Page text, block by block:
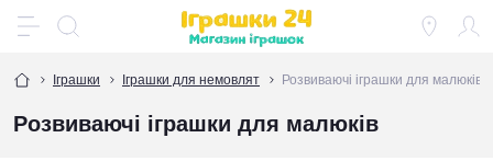
Іграшки Іграшки для немовлят Розвиваючі іграшки для малюків
Розвиваючі іграшки для малюків